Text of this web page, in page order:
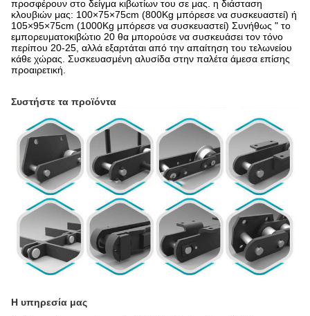
προσφέρουν στο δείγμα κιβωτίων του σε μας. η διάσταση
κλουβιών μας: 100×75×75cm (800Kg μπόρεσε να συσκευαστεί) ή
105×95×75cm (1000Kg μπόρεσε να συσκευαστεί) Συνήθως " το
εμπορευματοκιβώτιο 20 θα μπορούσε να συσκευάσει τον τόνο
περίπου 20-25, αλλά εξαρτάται από την απαίτηση του τελωνείου
κάθε χώρας. Συσκευασμένη αλυσίδα στην παλέτα άμεσα επίσης
προαιρετική.
Συστήστε τα προϊόντα
Η υπηρεσία μας